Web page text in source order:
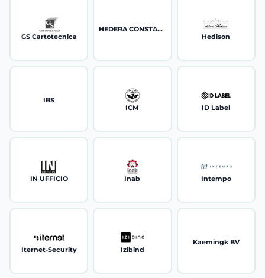
GS Cartotecnica
HEDERA CONSTANT
Hedison
IBS
ICM
ID Label
IN UFFICIO Inab Intempo
Iternet-Security Izibind
Kaemingk BV